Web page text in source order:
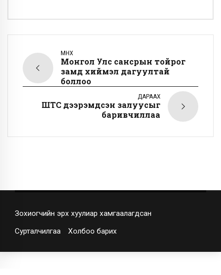
ӨМНӨХ
Монгол Улс сансрын тойрог
замд хиймэл дагуултай
боллоо
ДАРААХ
ШТС дээрэмдсэн залуусыг
баривчиллаа
Зохиогчийн эрх хуулиар хамгаалагдсан
Сурталчилгаа Холбоо барих